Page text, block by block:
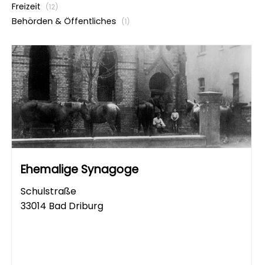
Freizeit
(12)
Behörden & Öffentliches (1)
Ehemalige Synagoge
Schulstraße
33014 Bad Driburg